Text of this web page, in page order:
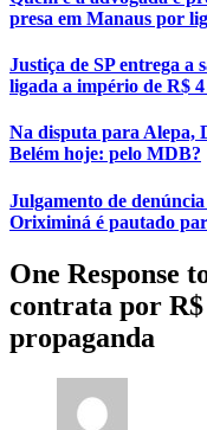
presa em Manaus por
Justiça de SP entrega a
ligada a império de R$
Na disputa para Alepa,
Belém hoje: pelo MDB?
Julgamento de
Oriximiná é pautado
One Response
contrata por R$
propaganda